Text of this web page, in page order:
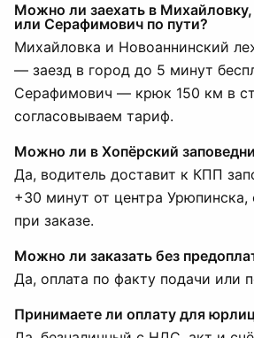
Можно ли заехать в
или Серафимович по пути?
Михайловка и Новоаннинский
— заезд в город до 5 минут
Серафимович — крюк 150 км в
согласовываем тариф.
Можно ли в Хопёрский
Да, водитель доставит к КПП
+30 минут от центра Урюпинска,
при заказе.
Можно ли заказать без
Да, оплата по факту подачи или
Принимаете ли оплату для